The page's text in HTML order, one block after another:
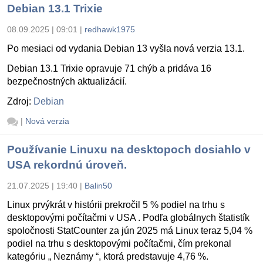
Debian 13.1 Trixie
08.09.2025 | 09:01 | redhawk1975
Po mesiaci od vydania Debian 13 vyšla nová verzia 13.1.
Debian 13.1 Trixie opravuje 71 chýb a pridáva 16
bezpečnostných aktualizácií.
Zdroj: Debian
| Nová verzia
Používanie Linuxu na desktopoch dosiahlo v
USA rekordnú úroveň.
21.07.2025 | 19:40 | Balin50
Linux prvýkrát v histórii prekročil 5 % podiel na trhu s
desktopovými počítačmi v USA . Podľa globálnych štatistík
spoločnosti StatCounter za jún 2025 má Linux teraz 5,04 %
podiel na trhu s desktopovými počítačmi, čím prekonal
kategóriu „ Neznámy “, ktorá predstavuje 4,76 %.